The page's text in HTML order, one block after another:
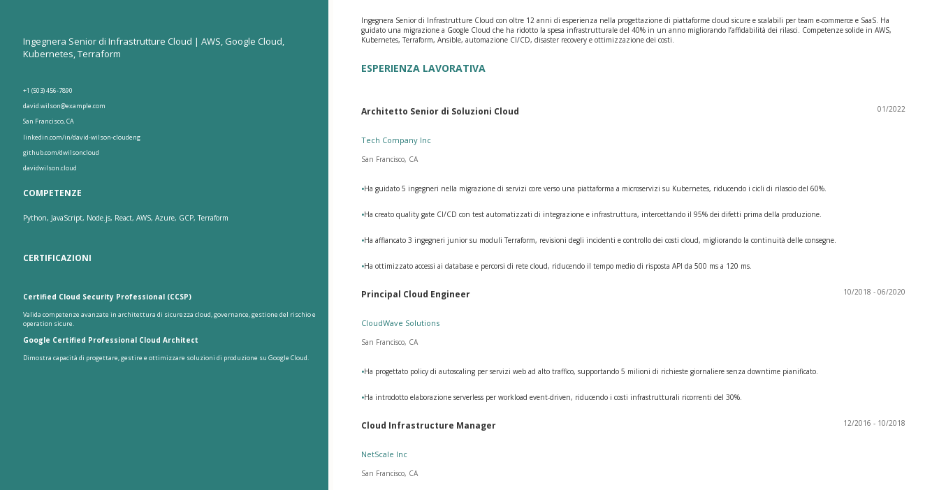
Ingegnera Senior di Infrastrutture Cloud | AWS, Google Cloud,
Kubernetes, Terraform
+1 (503) 456-7890
david.wilson@example.com
San Francisco, CA
linkedin.com/in/david-wilson-cloudeng
github.com/dwilsoncloud
davidwilson.cloud
COMPETENZE
Python, JavaScript, Node.js, React, AWS, Azure, GCP, Terraform
CERTIFICAZIONI
Certified Cloud Security Professional (CCSP)
Valida competenze avanzate in architettura di sicurezza cloud, governance, gestione del rischio e
operation sicure.
Google Certified Professional Cloud Architect
Dimostra capacità di progettare, gestire e ottimizzare soluzioni di produzione su Google Cloud.
Ingegnera Senior di Infrastrutture Cloud con oltre 12 anni di esperienza nella progettazione di piattaforme cloud sicure e scalabili per team e-commerce e SaaS. Ha
guidato una migrazione a Google Cloud che ha ridotto la spesa infrastrutturale del 40% in un anno migliorando l’affidabilità dei rilasci. Competenze solide in AWS,
Kubernetes, Terraform, Ansible, automazione CI/CD, disaster recovery e ottimizzazione dei costi.
ESPERIENZA LAVORATIVA
Architetto Senior di Soluzioni Cloud 01/2022
Tech Company Inc
San Francisco, CA
•Ha guidato 5 ingegneri nella migrazione di servizi core verso una piattaforma a microservizi su Kubernetes, riducendo i cicli di rilascio del 60%.
•Ha creato quality gate CI/CD con test automatizzati di integrazione e infrastruttura, intercettando il 95% dei difetti prima della produzione.
•Ha affiancato 3 ingegneri junior su moduli Terraform, revisioni degli incidenti e controllo dei costi cloud, migliorando la continuità delle consegne.
•Ha ottimizzato accessi ai database e percorsi di rete cloud, riducendo il tempo medio di risposta API da 500 ms a 120 ms.
Principal Cloud Engineer 10/2018 - 06/2020
CloudWave Solutions
San Francisco, CA
•Ha progettato policy di autoscaling per servizi web ad alto traffico, supportando 5 milioni di richieste giornaliere senza downtime pianificato.
•Ha introdotto elaborazione serverless per workload event-driven, riducendo i costi infrastrutturali ricorrenti del 30%.
Cloud Infrastructure Manager 12/2016 - 10/2018
NetScale Inc
San Francisco, CA